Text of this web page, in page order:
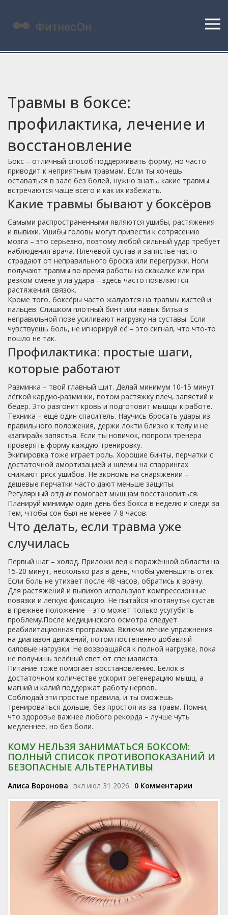
Травмы в боксе:
профилактика, лечение и
восстановление
Бокс – отличный способ поддерживать форму, но часто
приводит к неприятным травмам. Если ты хочешь
оставаться в зале без болей, нужно знать, какие травмы
встречаются чаще всего и как их избежать.
Какие травмы бывают у боксёров
Самыми распространенными являются ушибы, растяжения
и вывихи. Ушибы головы могут привести к сотрясению
мозга – это серьезно, поэтому любой сильный удар требует
наблюдения врача. Плечевой сустав и запястье часто
страдают от неправильного броска или перегрузки. Ноги
получают травмы во время работы на скакалке или при
резком смене угла удара – здесь часто появляются
растяжения связок.
Кроме того, боксёры часто жалуются на травмы кистей и
пальцев. Слишком плотный бинт или навык битья в
неправильной позе усиливают нагрузку на суставы. Если
чувствуешь боль, не игнорируй её – это сигнал, что что‑то
пошло не так.
Профилактика: простые шаги,
которые работают
Разминка – твой главный щит. Делай минимум 10‑15 минут
лёгкой кардио‑разминки, потом растяжку плеч, запястий и
бедер. Это разгонит кровь и подготовит мышцы к работе.
Техника – ещё один спаситель. Научись бросать удары из
правильного положения, держи локти близко к телу и не
«запирай» запястья. Если ты новичок, попроси тренера
проверять форму каждую тренировку.
Экипировка тоже играет роль. Хорошие бинты, перчатки с
достаточной амортизацией и шлемы на спаррингах
снижают риск ушибов. Не экономь на снаряжении –
дешевые перчатки часто дают меньше защиты.
Регулярный отдых помогает мышцам восстановиться.
Планируй минимум один день без бокса в неделю и следи за
тем, чтобы сон был не менее 7‑8 часов.
Что делать, если травма уже
случилась
Первый шаг – холод. Приложи лед к поражённой области на
15‑20 минут, несколько раз в день, чтобы уменьшить отёк.
Если боль не утихает после 48 часов, обратись к врачу.
Для растяжений и вывихов используют компрессионные
повязки и лёгкую фиксацию. Не пытайся «потянуть» сустав
в прежнее положение – это может только усугубить
проблему.После медицинского осмотра следует
реабилитационная программа. Включи лёгкие упражнения
на диапазон движений, потом постепенно добавляй
силовые нагрузки. Не возвращайся к полной нагрузке, пока
не получишь зелёный свет от специалиста.
Питание тоже помогает восстановлению. Белок в
достаточном количестве ускорит регенерацию мышц, а
магний и калий поддержат работу нервов.
Соблюдай эти простые правила, и ты сможешь
тренироваться дольше, без простоя из‑за травм. Помни,
что здоровье важнее любого рекорда – лучше чуть
медленнее, но без боли.
КОМУ НЕЛЬЗЯ ЗАНИМАТЬСЯ БОКСОМ:
ПОЛНЫЙ СПИСОК ПРОТИВОПОКАЗАНИЙ И
БЕЗОПАСНЫЕ АЛЬТЕРНАТИВЫ
Алиса Воронова вкл июл 31 2026 0 Комментарии